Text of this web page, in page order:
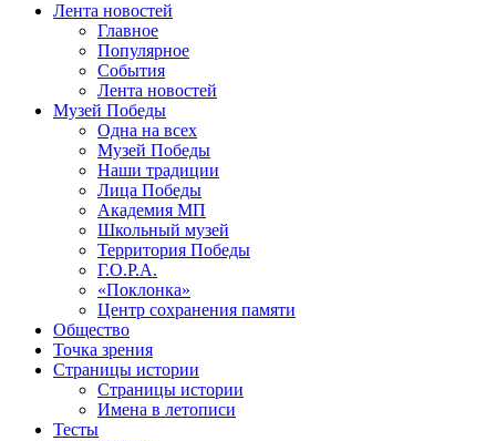
Лента новостей
Главное
Популярное
События
Лента новостей
Музей Победы
Одна на всех
Музей Победы
Наши традиции
Лица Победы
Академия МП
Школьный музей
Территория Победы
Г.О.Р.А.
«Поклонка»
Центр сохранения памяти
Общество
Точка зрения
Страницы истории
Страницы истории
Имена в летописи
Тесты